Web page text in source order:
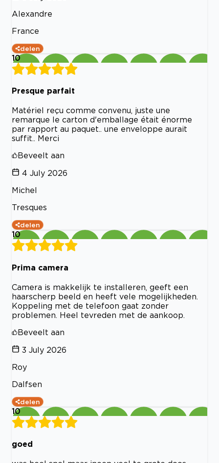
Alexandre
France
delen
10
Presque parfait
Matériel reçu comme convenu, juste une
remarque le carton d'emballage était énorme
par rapport au paquet.. une enveloppe aurait
suffit.. Merci
Beveelt aan
4 July 2026
Michel
Tresques
delen
10
Prima camera
Camera is makkelijk te installeren, geeft een
haarscherp beeld en heeft vele mogelijkheden.
Koppeling met de telefoon gaat zonder
problemen. Heel tevreden met de aankoop.
Beveelt aan
3 July 2026
Roy
Dalfsen
delen
10
goed